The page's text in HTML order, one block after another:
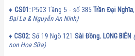
♦ CS01:P503 Tầng 5 - số 385Trần Đại Nghĩa,
Đại La & Nguyễn An Ninh)
♦CS02: Số 19 Ngõ 121 Sài Đồng, LONG BIÊN
non Hoa Sữa)